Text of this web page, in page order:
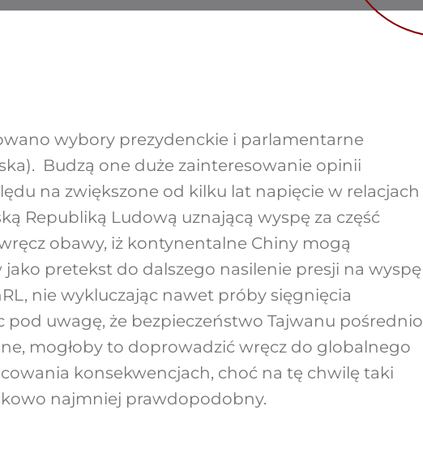
wybory prezydenckie i parlamentarne
Budzą one duże zainteresowanie opinii
na zwiększone od kilku lat napięcie w relacjach
Republiką Ludową uznającą wyspę za część
obawy, iż kontynentalne Chiny mogą
pretekst do dalszego nasilenie presji na wyspę
nie wykluczając nawet próby sięgnięcia
pod uwagę, że bezpieczeństwo Tajwanu pośrednio
mogłoby to doprowadzić wręcz do globalnego
konsekwencjach, choć na tę chwilę taki
najmniej prawdopodobny.